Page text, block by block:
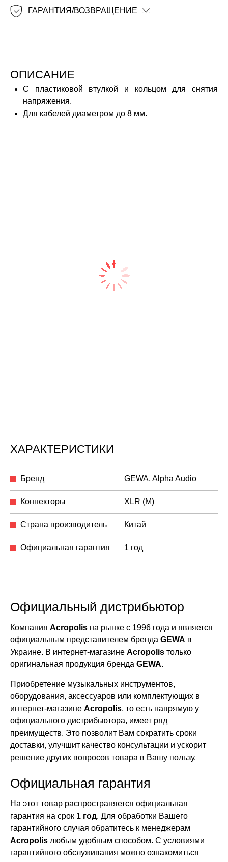
ГАРАНТИЯ/ВОЗВРАЩЕНИЕ
ОПИСАНИЕ
С пластиковой втулкой и кольцом для снятия
напряжения.
Для кабелей диаметром до 8 мм.
ХАРАКТЕРИСТИКИ
Бренд GEWA, Alpha Audio
Коннекторы XLR (M)
Страна производитель Китай
Официальная гарантия 1 год
Официальный дистрибьютор
Компания Acropolis на рынке с 1996 года и является
официальным представителем бренда GEWA в
Украине. В интернет-магазине Acropolis только
оригинальная продукция бренда GEWA.
Приобретение музыкальных инструментов,
оборудования, аксессуаров или комплектующих в
интернет-магазине Acropolis, то есть напрямую у
официального дистрибьютора, имеет ряд
преимуществ. Это позволит Вам сократить сроки
доставки, улучшит качество консультации и ускорит
решение других вопросов товара в Вашу пользу.
Официальная гарантия
На этот товар распространяется официальная
гарантия на срок 1 год. Для обработки Вашего
гарантийного случая обратитесь к менеджерам
Acropolis любым удобным способом. С условиями
гарантийного обслуживания можно ознакомиться